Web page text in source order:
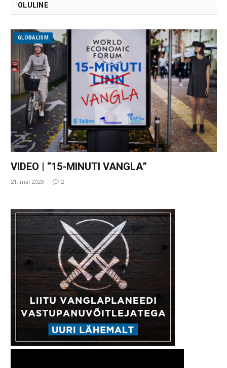
OLULINE
GLOBALISM
VIDEO | “15-MINUTI VANGLA”
21. mai 2023 2